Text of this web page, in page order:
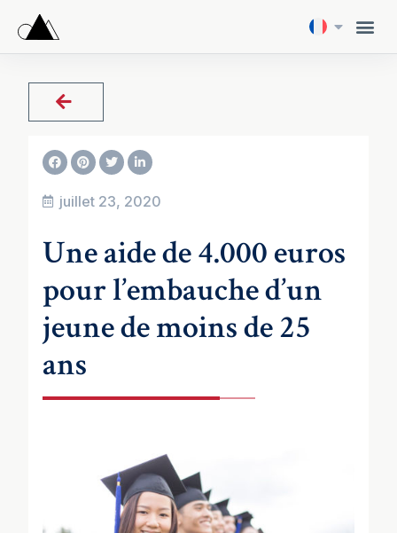
juillet 23, 2020
Une aide de 4.000 euros
pour l’embauche d’un
jeune de moins de 25
ans